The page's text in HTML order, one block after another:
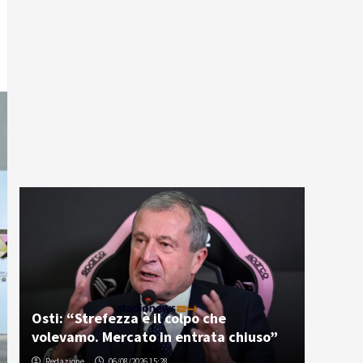
Osti: “Strefezza è il colpo che
volevamo. Mercato in entrata chiuso”